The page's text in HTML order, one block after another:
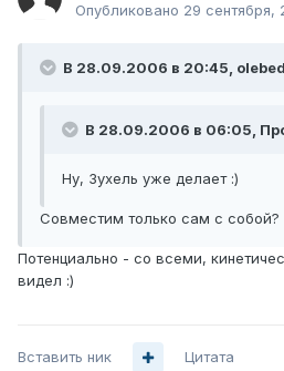
Опубликовано 29 сентября,
В 28.09.2006 в 20:45,
В 28.09.2006 в 06:05,
Ну, Зухель уже делает :)
Совместим только сам с собой?
Потенциально - со всеми,
видел :)
Вставить ник Цитата